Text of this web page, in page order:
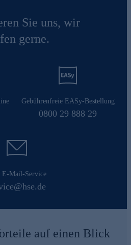
Sie uns, wir
gerne.
Gebührenfreie EASy-Bestellung
0800 29 888 29
E-Mail-Service
auf einen Blick